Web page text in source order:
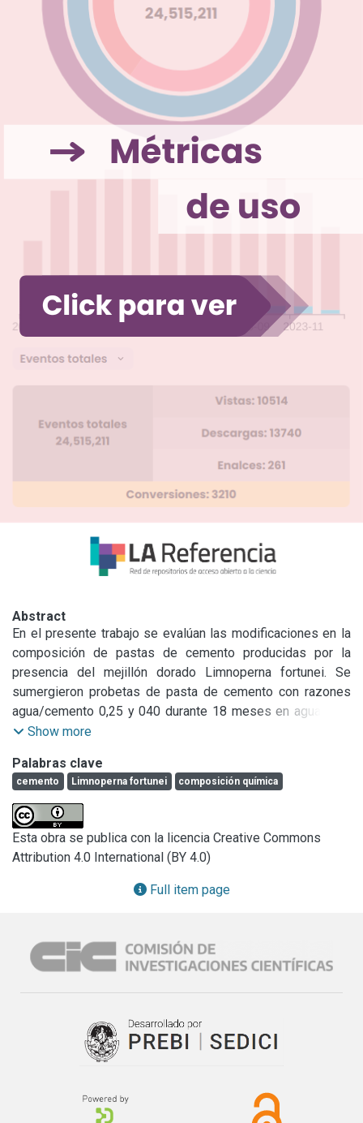
Abstract
En el presente trabajo se evalúan las modificaciones en la
composición de pastas de cemento producidas por la
presencia del mejillón dorado Limnoperna fortunei. Se
sumergieron probetas de pasta de cemento con razones
agua/cemento 0,25 y 040 durante 18 meses en aguas del
Río de la Plata. El análisis FRX reveló que, para ambos
fortunei como por algas verdes y otros organismos
presentan pérdida de calcio y aumento en las
concentraciones de ciertos elementos, principalmente
hierro y manganeso. El sistema de fijación al sustrato
(bisos) del mejillón se introduce en la pasta de cemento
generando desprendimiento superficial del material y
pequeñas fisuras o incremento de las existentes. De esta
las precauciones de orden tecnológico que deben
especificarse para la ejecución de estructuras de hormigón
Show more
Palabras clave
cemento Limnoperna fortunei composición química
Esta obra se publica con la licencia Creative Commons
Attribution 4.0 International (BY 4.0)
Full item page